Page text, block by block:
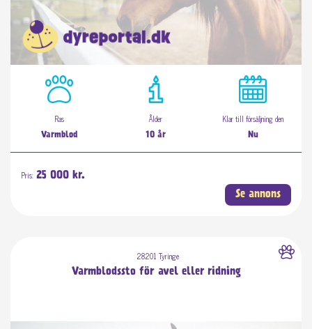
Ras
Varmblod
Ålder
10 år
Klar till försäljning den
Nu
Pris: 25 000 kr.
Se annons
28201 Tyringe
Varmblodssto för avel eller ridning